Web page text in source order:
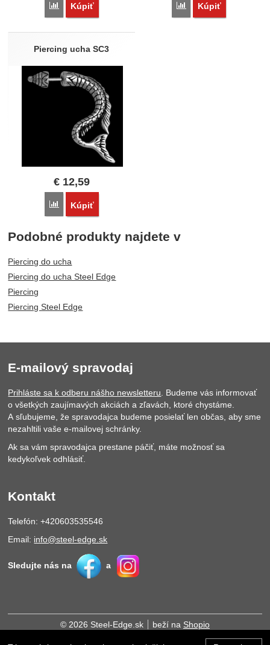
Porovnať
Kúpiť Porovnať
Kúpiť
Piercing ucha SC3
€ 12,59
Porovnať
Kúpiť
Podobné produkty najdete v
Piercing do ucha
Piercing do ucha Steel Edge
Piercing
Piercing Steel Edge
E-mailový spravodaj
Prihláste sa k odberu nášho newsletteru. Budeme vás informovať
o všetkých zaujímavých akciách a zľavách, ktoré chystáme.
A sľubujeme, že spravodajca budeme posielať len občas, aby sme
nezahltili vaše e-mailovej schránky.
Ak sa vám spravodajca prestane páčiť, máte možnosť sa
kedykoľvek odhlásiť.
Kontakt
Telefón: +420603535546
Email: info@steel-edge.sk
Sledujte nás na a
© 2026 Steel-Edge.sk beží na Shopio